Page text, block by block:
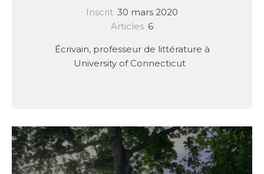
Inscrit 30 mars 2020
Articles 6
Écrivain, professeur de littérature à
University of Connecticut